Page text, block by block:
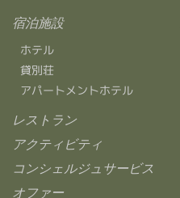
宿泊施設
ホテル
貸別荘
アパートメントホテル
レストラン
アクティビティ
コンシェルジュサービス
オファー